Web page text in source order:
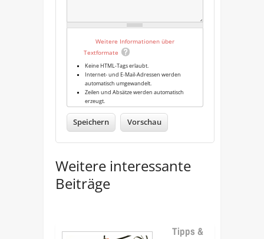
Weitere Informationen über
Textformate
Keine HTML-Tags erlaubt.
Internet- und E-Mail-Adressen werden
automatisch umgewandelt.
Zeilen und Absätze werden automatisch
erzeugt.
Weitere interessante
Beiträge
Tipps &